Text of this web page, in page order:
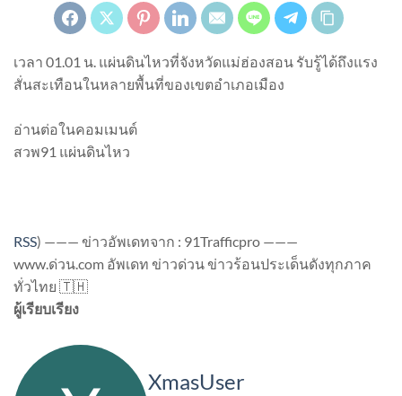
เวลา 01.01 น. แผ่นดินไหวที่จังหวัดแม่ฮ่องสอน รับรู้ได้ถึงแรง
สั่นสะเทือนในหลายพื้นที่ของเขตอำเภอเมือง
อ่านต่อในคอมเมนต์
สวพ91 แผ่นดินไหว
RSS) ——— ข่าวอัพเดทจาก : 91Trafficpro ———
www.ด่วน.com อัพเดท ข่าวด่วน ข่าวร้อนประเด็นดังทุกภาค
ทั่วไทย 🇹🇭
ผู้เรียบเรียง
XmasUser